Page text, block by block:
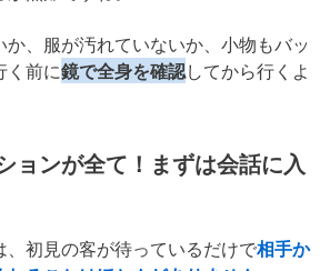
、服が汚れていないか、小物もバッ
く前に鏡で全身を確認してから行くよ
ョンが全て！まずは会話に入
初見の客が待っているだけで相手か